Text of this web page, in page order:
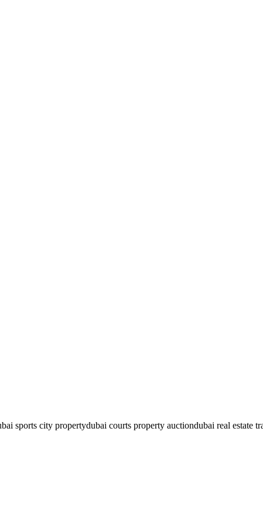
sports city propertydubai courts property auctiondubai real estate